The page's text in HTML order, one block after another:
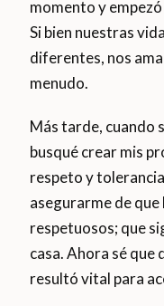
momento y
Si bien nuestras
diferentes, nos
menudo.
Más tarde, cuando
busqué crear mis
respeto y
asegurarme de
respetuosos; que
casa. Ahora sé que
resultó vital para